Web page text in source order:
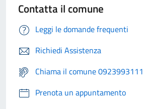
Contatta il comune
Leggi le domande frequenti
Richiedi Assistenza
Chiama il comune 0923993111
Prenota un appuntamento